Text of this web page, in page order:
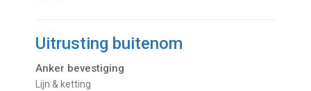
Uitrusting buitenom
Anker bevestiging
Lijn & ketting